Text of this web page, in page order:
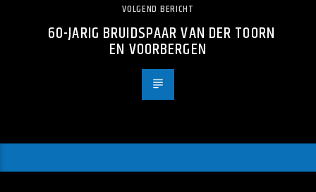
VOLGEND BERICHT
60-JARIG BRUIDSPAAR VAN DER TOORN
EN VOORBERGEN